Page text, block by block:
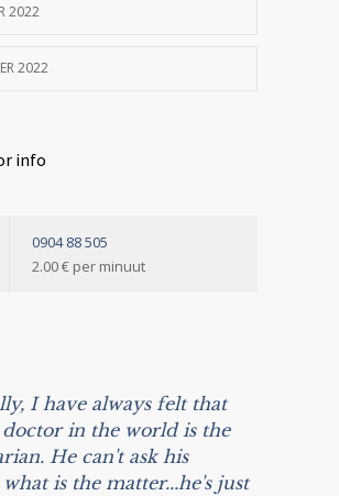
2022
2022
info
0904 88 505
2.00 € per minuut
I have always felt that
doctor in the world is the
He can't ask his
is the matter...he's just